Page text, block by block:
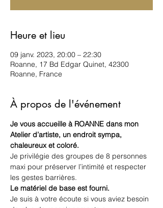
Heure et lieu
09 janv. 2023, 20:00 – 22:30
Roanne, 17 Bd Edgar Quinet, 42300
Roanne, France
À propos de l'événement
Je vous accueille à ROANNE dans mon
Atelier d’artiste, un endroit sympa,
chaleureux et coloré.
Je privilégie des groupes de 8 personnes
maxi pour préserver l’intimité et respecter
les gestes barrières.
Le matériel de base est fourni.
Je suis à votre écoute si vous aviez besoin